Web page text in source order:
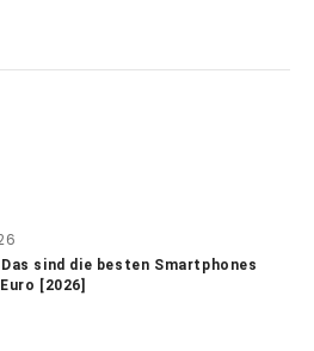
sind die besten Smartphones
[2026]